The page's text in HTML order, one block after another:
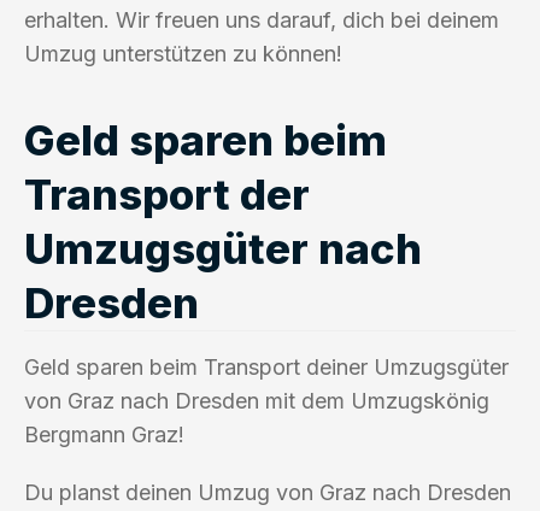
erhalten. Wir freuen uns darauf, dich bei deinem
Umzug unterstützen zu können!
Geld sparen beim
Transport der
Umzugsgüter nach
Dresden
Geld sparen beim Transport deiner Umzugsgüter
von Graz nach Dresden mit dem Umzugskönig
Bergmann Graz!
Du planst deinen Umzug von Graz nach Dresden